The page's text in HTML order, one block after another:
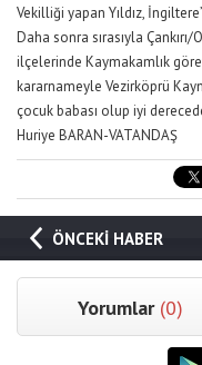
Vekilliği yapan Yıldız,
Daha sonra sırasıyla
ilçelerinde Kaymakamlık
kararnameyle Vezirköprü
çocuk babası olup iyi
Huriye BARAN-VATANDAŞ
ÖNCEKİ HABER
Yorumlar (0)